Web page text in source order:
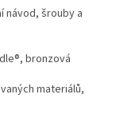
návod, šrouby a
bronzová
materiálů,